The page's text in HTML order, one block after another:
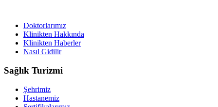
Doktorlarımız
Klinikten Hakkında
Klinikten Haberler
Nasıl Gidilir
Sağlık Turizmi
Şehrimiz
Hastanemiz